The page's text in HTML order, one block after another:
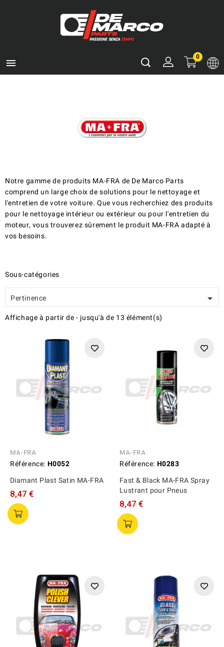

0
Notre gamme de produits MA-FRA de De Marco Parts
comprend un large choix de solutions pour le nettoyage et
l'entretien de votre voiture. Que vous recherchiez des produits
pour le nettoyage intérieur ou extérieur ou pour l'entretien du
moteur, vous trouverez sûrement le produit MA-FRA adapté à
vos besoins.
Sous-catégories
Pertinence 
Affichage à partir de- jusqu'àde 13 élément(s)
MA-FRA
Référence: H0052
Diamant Plast Satin MA-FRA
8,47 €
MA-FRA
Référence: H0283
Fast & Black MA-FRA Spray
Lustrant pour Pneus
8,47 €